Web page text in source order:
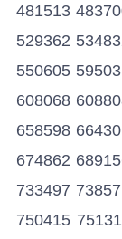
481513
529362
550605
608068
658598
674862
733497
750415